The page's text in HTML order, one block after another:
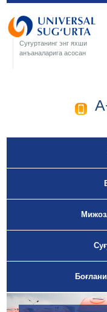
Суғуртанинг энг яхши
анъаналарига асосан